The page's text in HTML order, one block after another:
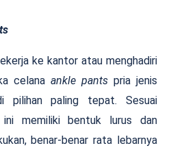
ke kantor atau menghadiri
celana ankle pants pria jenis
pilihan paling tepat. Sesuai
ini memiliki bentuk lurus dan
benar-benar rata lebarnya